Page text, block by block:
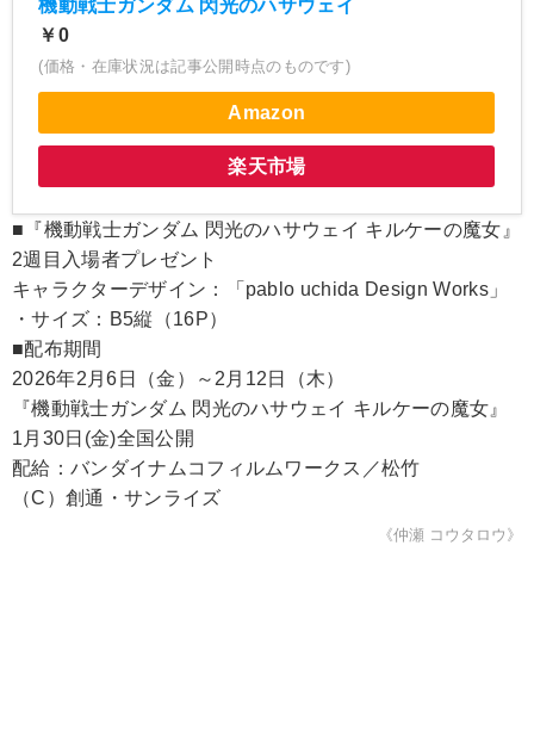
機動戦士ガンダム 閃光のハサウェイ
￥0
(価格・在庫状況は記事公開時点のものです)
Amazon
楽天市場
■『機動戦士ガンダム 閃光のハサウェイ キルケーの魔女』
2週目入場者プレゼント
キャラクターデザイン：「pablo uchida Design Works」
・サイズ：B5縦（16P）
■配布期間
2026年2月6日（金）～2月12日（木）
『機動戦士ガンダム 閃光のハサウェイ キルケーの魔女』
1月30日(金)全国公開
配給：バンダイナムコフィルムワークス／松竹
（C）創通・サンライズ
《仲瀬 コウタロウ》